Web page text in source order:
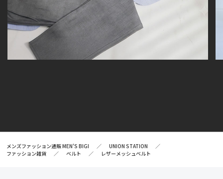
メンズファッション通販 MEN'S BIGI
UNION STATION
ファッション雑貨
ベルト レザーメッシュベルト